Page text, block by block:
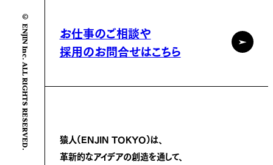
© ENJIN Inc. ALL RIGHTS RESERVED.
お仕事のご相談や
採用のお問合せはこちら
猿人(ENJIN TOKYO)は、
革新的なアイデアの創造を通して、